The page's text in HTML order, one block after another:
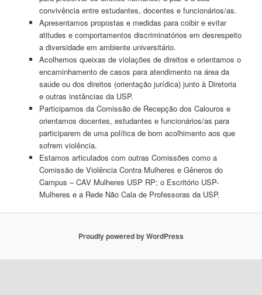
convivência entre estudantes, docentes e funcionários/as.
Apresentamos propostas e medidas para coibir e evitar
atitudes e comportamentos discriminatórios em desrespeito
a diversidade em ambiente universitário.
Acolhemos queixas de violações de direitos e orientamos o
encaminhamento de casos para atendimento na área da
saúde ou dos direitos (orientação jurídica) junto à Diretoria
e outras instâncias da USP.
Participamos da Comissão de Recepção dos Calouros e
orientamos docentes, estudantes e funcionários/as para
participarem de uma política de bom acolhimento aos que
sofrem violência.
Estamos articulados com outras Comissões como a
Comissão de Violência Contra Mulheres e Gêneros do
Campus – CAV Mulheres USP RP; o Escritório USP-
Mulheres e a Rede Não Cala de Professoras da USP.
Proudly powered by WordPress